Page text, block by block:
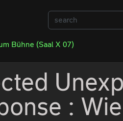
Bühne (Saal X 07)
: Wie